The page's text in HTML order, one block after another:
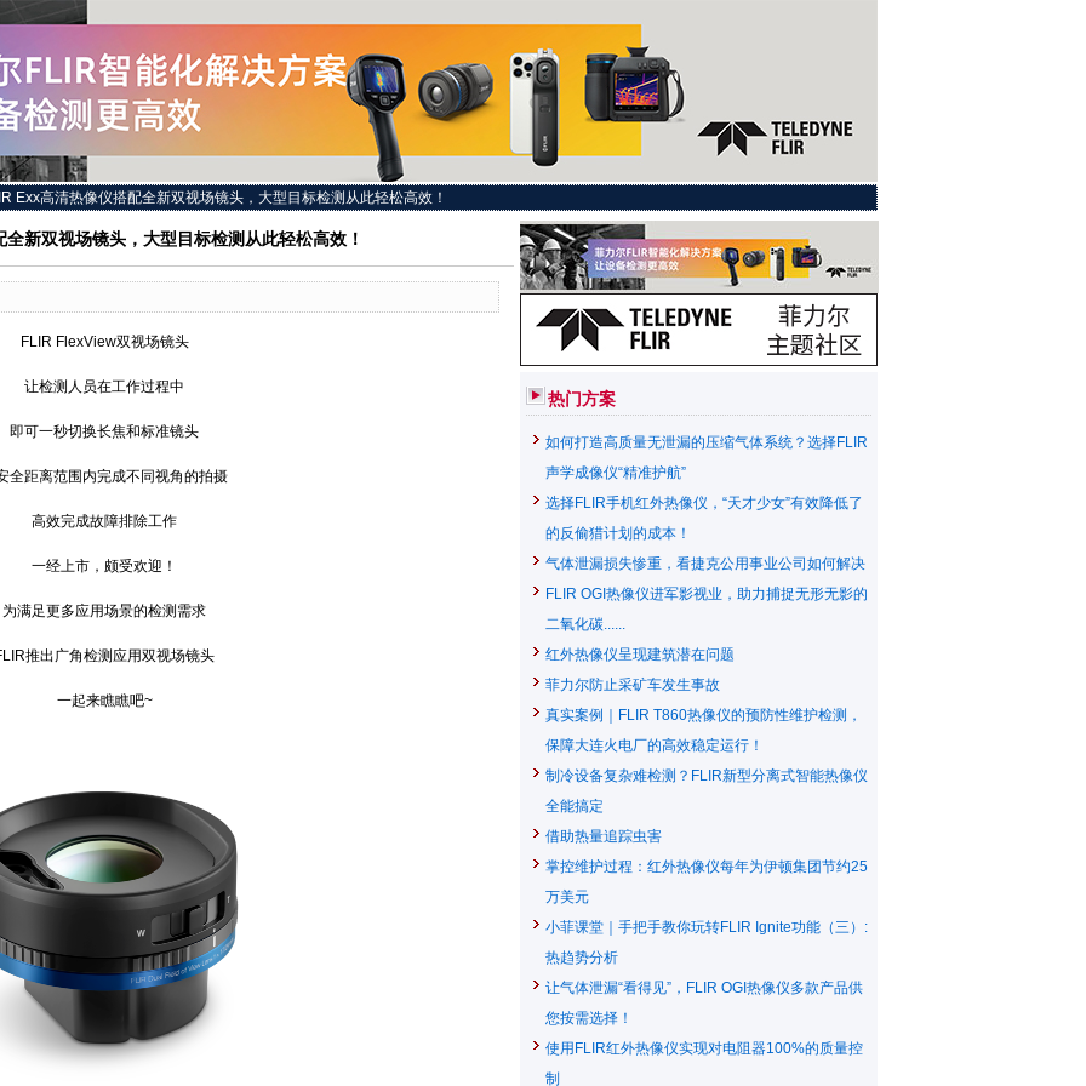
Exx高清热像仪搭配全新双视场镜头，大型目标检测从此轻松高效！
新双视场镜头，大型目标检测从此轻松高效！
FlexView双视场镜头
检测人员在工作过程中
一秒切换长焦和标准镜头
离范围内完成不同视角的拍摄
高效完成故障排除工作
一经上市，颇受欢迎！
足更多应用场景的检测需求
出广角检测应用双视场镜头
一起来瞧瞧吧~
热门方案
如何打造高质量无泄漏的压缩气体系统？选择FLIR
声学成像仪“精准护航”
选择FLIR手机红外热像仪，“天才少女”有效降低了
的反偷猎计划的成本！
气体泄漏损失惨重，看捷克公用事业公司如何解决
FLIR OGI热像仪进军影视业，助力捕捉无形无影的
二氧化碳......
红外热像仪呈现建筑潜在问题
菲力尔防止采矿车发生事故
真实案例｜FLIR T860热像仪的预防性维护检测，
保障大连火电厂的高效稳定运行！
制冷设备复杂难检测？FLIR新型分离式智能热像仪
全能搞定
借助热量追踪虫害
掌控维护过程：红外热像仪每年为伊顿集团节约25
万美元
小菲课堂｜手把手教你玩转FLIR Ignite功能（三）:
热趋势分析
让气体泄漏“看得见”，FLIR OGI热像仪多款产品供
您按需选择！
使用FLIR红外热像仪实现对电阻器100%的质量控
制